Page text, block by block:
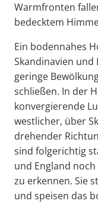
Warmfronten
bedecktem
Ein bodennahes
Skandinavien und
geringe
schließen. In der
konvergierende
westlicher, über
drehender
sind folgerichtig
und England
zu erkennen. Sie
und speisen das